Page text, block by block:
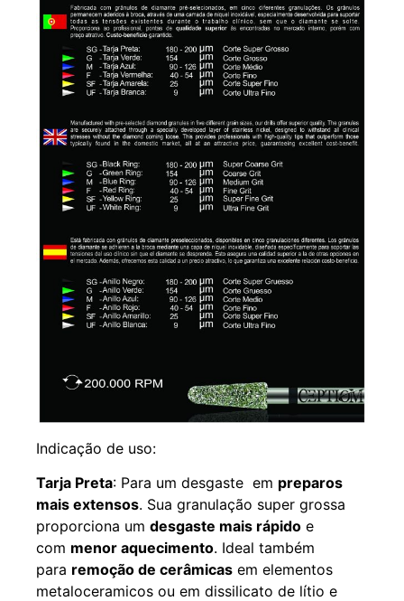
Indicação de uso:
Tarja Preta: Para um desgaste em preparos
mais extensos. Sua granulação super grossa
proporciona um desgaste mais rápido e
com menor aquecimento. Ideal também
para remoção de cerâmicas em elementos
metaloceramicos ou em dissilicato de lítio e